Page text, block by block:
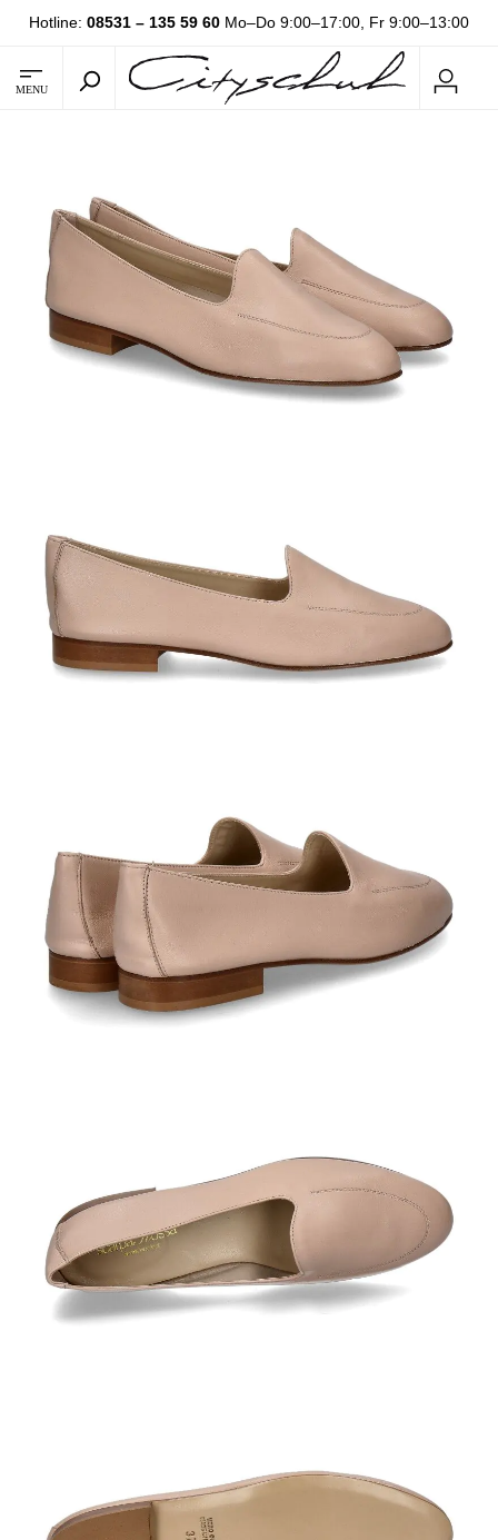
Hotline: 08531 – 135 59 60 Mo–Do 9:00–17:00, Fr 9:00–13:00
MENU